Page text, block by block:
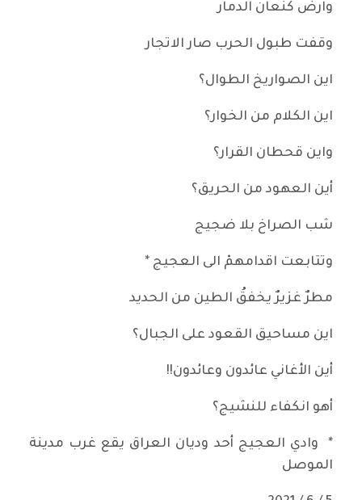
وارض كنعان الدمار
وقفت طبول الحرب صار الاتجار
اين الصواريخ الطوال؟
اين الكلام من الخوار؟
واين قحطان القرار؟
أين العهود من الحريق؟
شب الصراخ بلا ضجيج
وتتابعت اقدامهمْ الى العجيج *
مطرٌ غزيرٌ يخفقُ الطين من الحديد
اين مساحيق القعود على الجبال؟
أين الأغاني عائدون وعائدون!!
أهو انكفاء للنشيج؟
* وادي العجيج أحد وديان العراق يقع غرب مدينة
الموصل